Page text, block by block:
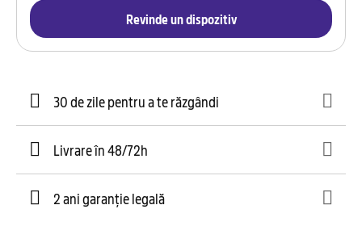
Revinde un dispozitiv
30 de zile pentru a te răzgândi
Livrare în 48/72h
2 ani garanție legală